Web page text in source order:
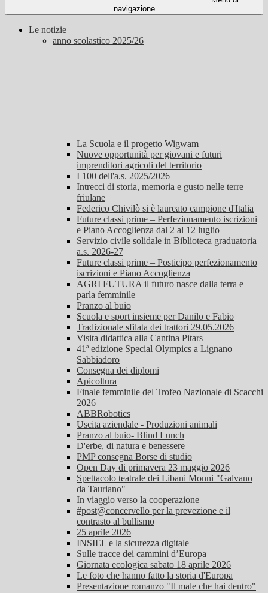
navigazione
Le notizie
anno scolastico 2025/26
La Scuola e il progetto Wigwam
Nuove opportunità per giovani e futuri
imprenditori agricoli del territorio
I 100 dell'a.s. 2025/2026
Intrecci di storia, memoria e gusto nelle terre
friulane
Federico Chivilò si è laureato campione d'Italia
Future classi prime – Perfezionamento iscrizioni
e Piano Accoglienza dal 2 al 12 luglio
Servizio civile solidale in Biblioteca graduatoria
a.s. 2026-27
Future classi prime – Posticipo perfezionamento
iscrizioni e Piano Accoglienza
AGRI FUTURA il futuro nasce dalla terra e
parla femminile
Pranzo al buio
Scuola e sport insieme per Danilo e Fabio
Tradizionale sfilata dei trattori 29.05.2026
Visita didattica alla Cantina Pitars
41ª edizione Special Olympics a Lignano
Sabbiadoro
Consegna dei diplomi
Apicoltura
Finale femminile del Trofeo Nazionale di Scacchi
2026
ABBRobotics
Uscita aziendale - Produzioni animali
Pranzo al buio- Blind Lunch
D'erbe, di natura e benessere
PMP consegna Borse di studio
Open Day di primavera 23 maggio 2026
Spettacolo teatrale dei Libani Monni "Galvano
da Tauriano"
In viaggio verso la cooperazione
#post@concervello per la prevezione e il
contrasto al bullismo
25 aprile 2026
INSIEL e la sicurezza digitale
Sulle tracce dei cammini d’Europa
Giornata ecologica sabato 18 aprile 2026
Le foto che hanno fatto la storia d'Europa
Presentazione romanzo "Il male che hai dentro"